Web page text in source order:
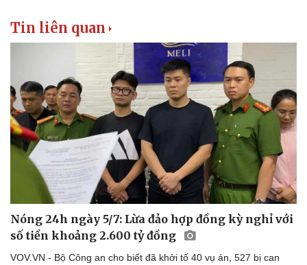
Tin liên quan
Nóng 24h ngày 5/7: Lừa đảo hợp đồng kỳ nghỉ với
số tiền khoảng 2.600 tỷ đồng
VOV.VN - Bộ Công an cho biết đã khởi tố 40 vụ án, 527 bị can